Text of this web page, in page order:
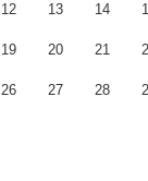
12 13 14
19 20 21
26 27 28